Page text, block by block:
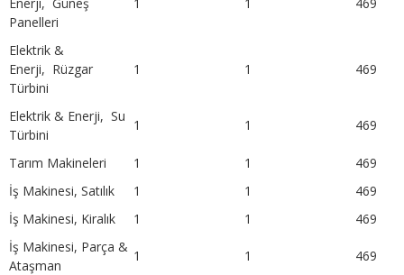
Panelleri
Elektrik &
Enerji, Rüzgar
Türbini
1 1 469
Elektrik & Enerji, Su
Türbini
1 1 469
Tarım Makineleri 1 1
469
İş Makinesi, Satılık
1 1
469
İş Makinesi, Kiralık
1 1
469
İş Makinesi, Parça &
Ataşman
1 1 469